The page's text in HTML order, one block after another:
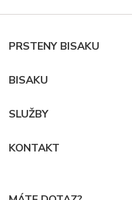
PRSTENY BISAKU
BISAKU
SLUŽBY
KONTAKT